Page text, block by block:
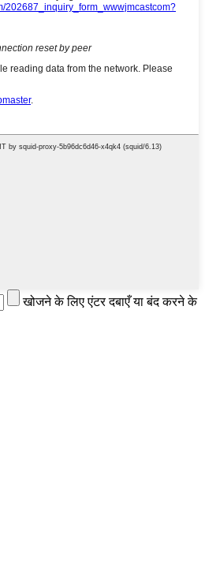
खोजने के लिए एंटर दबाएँ या बंद करने के